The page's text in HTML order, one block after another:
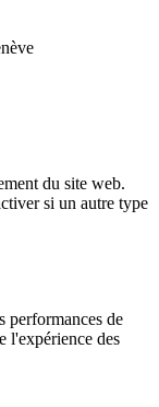
du site web.
si un autre type
performances de
l'expérience des